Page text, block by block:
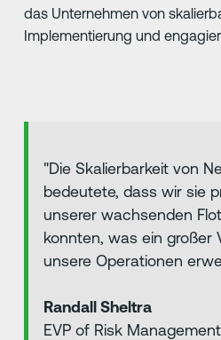
das Unternehmen von
Implementierung und
"Die Skalierbarkeit von
bedeutete, dass wir sie
unserer wachsenden
konnten, was ein großer
unsere Operationen
Randall Sheltra
EVP of Risk